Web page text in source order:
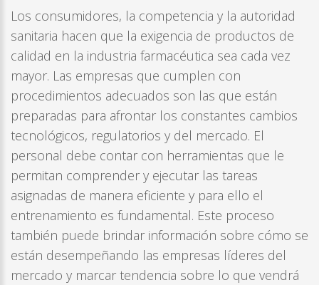
Los consumidores, la competencia y la autoridad
sanitaria hacen que la exigencia de productos de
calidad en la industria farmacéutica sea cada vez
mayor. Las empresas que cumplen con
procedimientos adecuados son las que están
preparadas para afrontar los constantes cambios
tecnológicos, regulatorios y del mercado. El
personal debe contar con herramientas que le
permitan comprender y ejecutar las tareas
asignadas de manera eficiente y para ello el
entrenamiento es fundamental. Este proceso
también puede brindar información sobre cómo se
están desempeñando las empresas líderes del
mercado y marcar tendencia sobre lo que vendrá
CREATE
Forgot
username?
your
password?